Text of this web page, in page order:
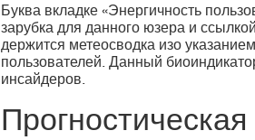
Буква вкладке «Энергичность
зарубка для данного юзера и
держится метеосводка изо
пользователей. Данный
инсайдеров.